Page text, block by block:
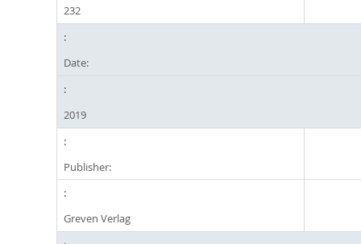
232
Date:
2019
Publisher:
Greven Verlag